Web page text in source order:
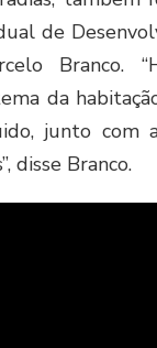
de
Branco.
da
junto com
disse Branco.